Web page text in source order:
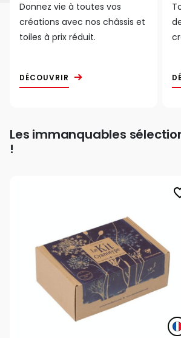
Donnez vie à toutes vos
créations avec nos châssis et
toiles à prix réduit.
DÉCOUVRIR
Les immanquables
!